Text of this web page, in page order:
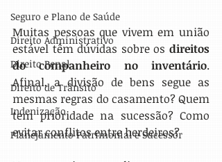
Seguro e Plano de Saúde
Direito Administrativo
Direito Penal
Direito de Trânsito
Indenização
Planejamento Patrimonial e Sucessór
Muitas pessoas que vivem em união
estável têm dúvidas sobre os direitos
do companheiro no inventário.
Afinal, a divisão de bens segue as
mesmas regras do casamento? Quem
tem prioridade na sucessão? Como
evitar conflitos entre herdeiros?